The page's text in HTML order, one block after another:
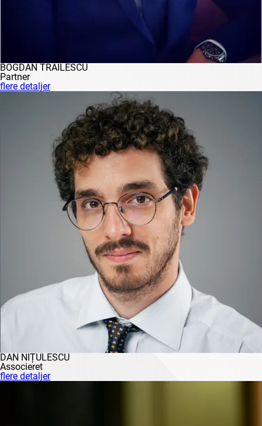
BOGDAN TRĂILESCU
Partner
flere detaljer
DAN NIȚULESCU
Associeret
flere detaljer